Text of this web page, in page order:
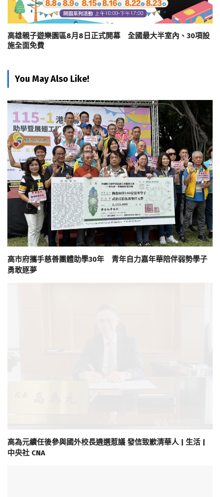
高雄親子遊樂園區8月8日正式開幕 全國最大半室內、30項設
施全面免費
You May Also Like!
高市府攜手慈善團體助學30年 青年自力嘉年華陪伴弱勢學子
勇敢逐夢
高為元續任後參與國外校長遴選惹議 發信致歉清華人 | 生活 |
中央社 CNA